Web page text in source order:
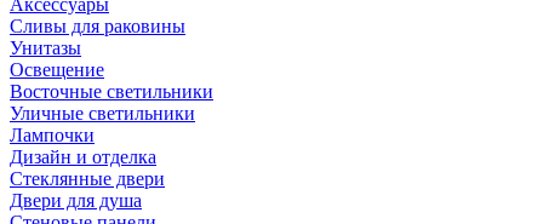
Аксессуары
Сливы для раковины
Унитазы
Освещение
Восточные светильники
Уличные светильники
Лампочки
Дизайн и отделка
Стеклянные двери
Двери для душа